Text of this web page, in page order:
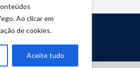
Ao clicar em
de cookies.
Aceite tudo